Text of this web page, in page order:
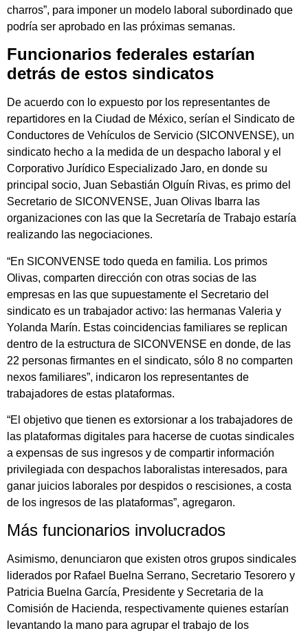
charros”, para imponer un modelo laboral subordinado que
podría ser aprobado en las próximas semanas.
Funcionarios federales estarían
detrás de estos sindicatos
De acuerdo con lo expuesto por los representantes de
repartidores en la Ciudad de México, serían el Sindicato de
Conductores de Vehículos de Servicio (SICONVENSE), un
sindicato hecho a la medida de un despacho laboral y el
Corporativo Jurídico Especializado Jaro, en donde su
principal socio, Juan Sebastián Olguín Rivas, es primo del
Secretario de SICONVENSE, Juan Olivas Ibarra las
organizaciones con las que la Secretaría de Trabajo estaría
realizando las negociaciones.
“En SICONVENSE todo queda en familia. Los primos
Olivas, comparten dirección con otras socias de las
empresas en las que supuestamente el Secretario del
sindicato es un trabajador activo: las hermanas Valeria y
Yolanda Marín. Estas coincidencias familiares se replican
dentro de la estructura de SICONVENSE en donde, de las
22 personas firmantes en el sindicato, só lo 8 no comparten
nexos familiares”, indicaron los representantes de
trabajadores de estas plataformas.
“El objetivo que tienen es extorsionar a los trabajadores de
las plataformas digitales para hacerse de cuotas sindicales
a expensas de sus ingresos y de compartir información
privilegiada con despachos laboralistas interesados, para
ganar juicios laborales por despidos o rescisiones, a costa
de los ingresos de las plataformas”, agregaron.
Más funcionarios involucrados
Asimismo, denunciaron que existen otros grupos sindicales
liderados por Rafael Buelna Serrano, Secretario Tesorero y
Patricia Buelna García, Presidente y Secretaria de la
Comisión de Hacienda, respectivamente quienes estarían
levantando la mano para agrupar el trabajo de los